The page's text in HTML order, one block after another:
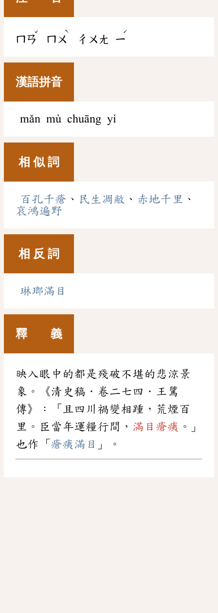
ㄇㄢ
ˇ
ㄇㄨ
ˋ
ㄔㄨㄤ ㄧ
ˊ
漢語拼音
mǎn mù chuāng yí
相 似 詞
百孔千瘡 、 民生凋敝 、 赤地千里 、
哀鴻遍野
相 反 詞
琳瑯滿目
釋 義
映入眼中的都是殘破不堪的悲涼景
象。《清史稿．卷二七四．王騭
傳》：「且四川禍變相踵，荒煙百
里。臣當年運糧行間， 滿目瘡痍 。」
也作「 瘡痍滿目 」。